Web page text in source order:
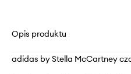
Opis produktu
adidas by Stella McCartney